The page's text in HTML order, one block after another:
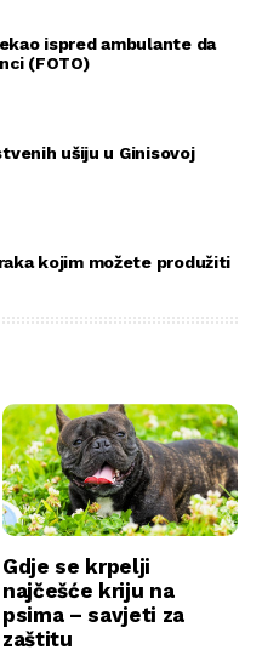
ispred ambulante da
(FOTO)
ušiju u Ginisovoj
kojim možete produžiti
Gdje se krpelji
najčešće kriju na
psima – savjeti za
zaštitu